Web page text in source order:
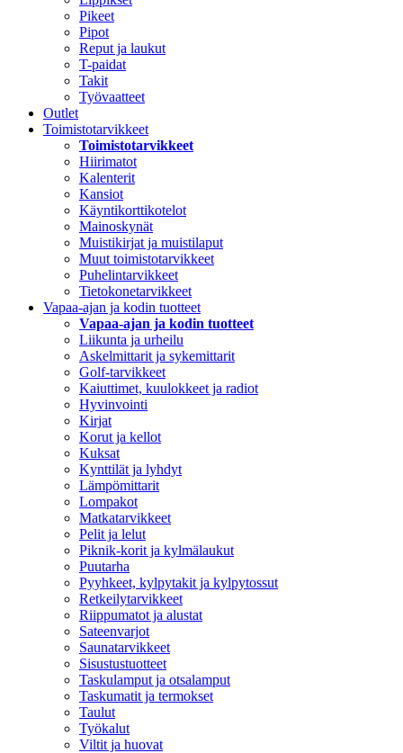
Pikeet
Pipot
Reput ja laukut
T-paidat
Takit
Työvaatteet
Outlet
Toimistotarvikkeet
Toimistotarvikkeet
Hiirimatot
Kalenterit
Kansiot
Käyntikorttikotelot
Mainoskynät
Muistikirjat ja muistilaput
Muut toimistotarvikkeet
Puhelintarvikkeet
Tietokonetarvikkeet
Vapaa-ajan ja kodin tuotteet
Vapaa-ajan ja kodin tuotteet
Liikunta ja urheilu
Askelmittarit ja sykemittarit
Golf-tarvikkeet
Kaiuttimet, kuulokkeet ja radiot
Hyvinvointi
Kirjat
Korut ja kellot
Kuksat
Kynttilät ja lyhdyt
Lämpömittarit
Lompakot
Matkatarvikkeet
Pelit ja lelut
Piknik-korit ja kylmälaukut
Puutarha
Pyyhkeet, kylpytakit ja kylpytossut
Retkeilytarvikkeet
Riippumatot ja alustat
Sateenvarjot
Saunatarvikkeet
Sisustustuotteet
Taskulamput ja otsalamput
Taskumatit ja termokset
Taulut
Työkalut
Viltit ja huovat